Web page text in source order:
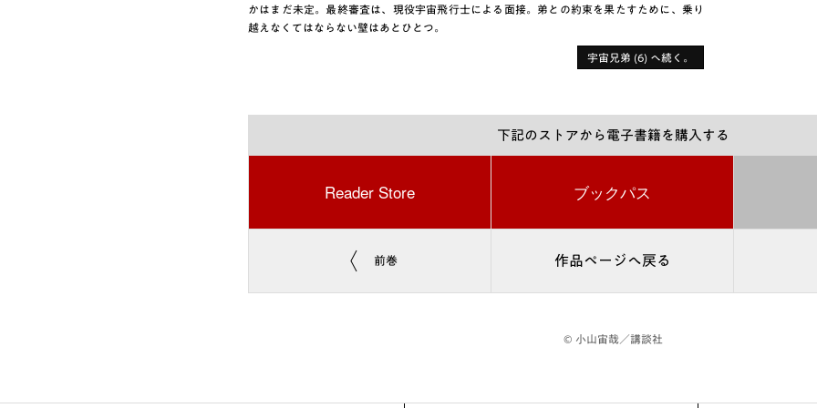
かはまだ未定。最終審査は、現役宇宙飛行士による面接。弟との約束を果たすために、乗り
越えなくてはならない壁はあとひとつ。
宇宙兄弟 (6) へ続く。
下記のストアから電子書籍を購入する
Reader Store ブックパス
前巻 作品ページへ戻る
© 小山宙哉／講談社